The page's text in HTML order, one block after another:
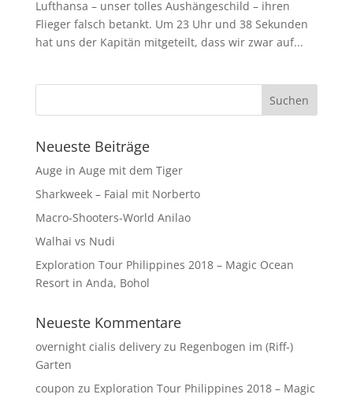
Lufthansa – unser tolles Aushängeschild – ihren
Flieger falsch betankt. Um 23 Uhr und 38 Sekunden
hat uns der Kapitän mitgeteilt, dass wir zwar auf...
Neueste Beiträge
Auge in Auge mit dem Tiger
Sharkweek – Faial mit Norberto
Macro-Shooters-World Anilao
Walhai vs Nudi
Exploration Tour Philippines 2018 – Magic Ocean
Resort in Anda, Bohol
Neueste Kommentare
overnight cialis deliveryzu Regenbogen im (Riff-)
Garten
coupon zu Exploration Tour Philippines 2018 – Magic